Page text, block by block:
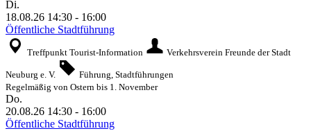
Di.
18.08.26 14:30 - 16:00
Öffentliche Stadtführung
Treffpunkt Tourist-Information Verkehrsverein Freunde der Stadt
Neuburg e. V.
Führung, Stadtführungen
Regelmäßig von Ostern bis 1. November
Do.
20.08.26 14:30 - 16:00
Öffentliche Stadtführung